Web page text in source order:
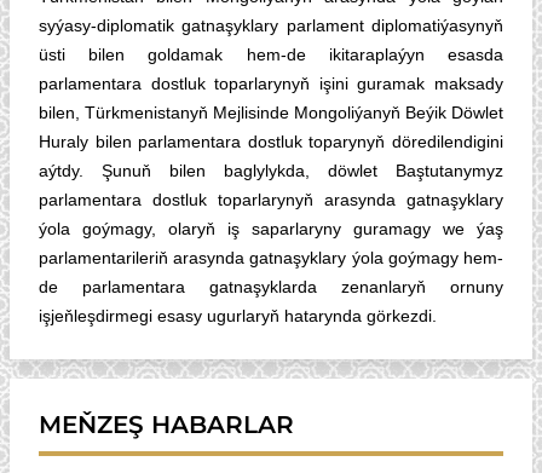
syýasy-diplomatik gatnaşyklary parlament diplomatiýasynyň
üsti bilen goldamak hem-de ikitaraplaýyn esasda
parlamentara dostluk toparlarynyň işini guramak maksady
bilen, Türkmenistanyň Mejlisinde Mongoliýanyň Beýik Döwlet
Huraly bilen parlamentara dostluk toparynyň döredilendigini
aýtdy. Şunuň bilen baglylykda, döwlet Baştutanymyz
parlamentara dostluk toparlarynyň arasynda gatnaşyklary
ýola goýmagy, olaryň iş saparlaryny guramagy we ýaş
parlamentarileriň arasynda gatnaşyklary ýola goýmagy hem-
de parlamentara gatnaşyklarda zenanlaryň ornuny
işjeňleşdirmegi esasy ugurlaryň hatarynda görkezdi.
MEŇZEŞ HABARLAR